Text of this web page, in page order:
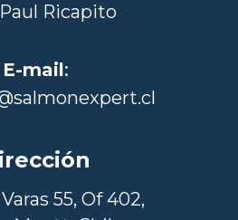
Ricapito
E-mail:
55, Of 402,